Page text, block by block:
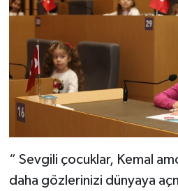
“ Sevgili çocuklar, Kemal
daha gözlerinizi dünyaya